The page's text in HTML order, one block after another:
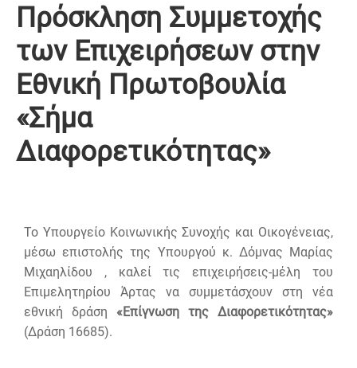
Πρόσκληση Συμμετοχής
των Επιχειρήσεων στην
Εθνική Πρωτοβουλία
«Σήμα
Διαφορετικότητας»
Το Υπουργείο Κοινωνικής Συνοχής και Οικογένειας,
μέσω επιστολής της Υπουργού κ. Δόμνας Μαρίας
Μιχαηλίδου , καλεί τις επιχειρήσεις-μέλη του
Επιμελητηρίου Άρτας να συμμετάσχουν στη νέα
εθνική δράση «Επίγνωση της Διαφορετικότητας»
(Δράση 16685).